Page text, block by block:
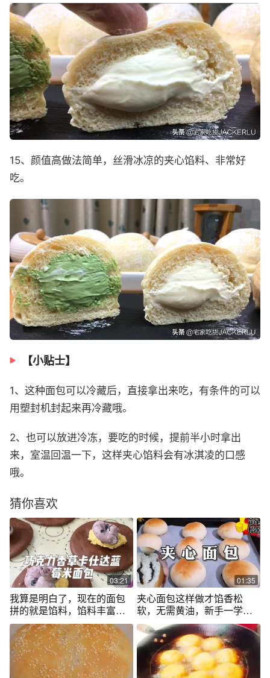
15、颜值高做法简单，丝滑冰凉的夹心馅料、非常好
吃。
【小贴士】
1、这种面包可以冷藏后，直接拿出来吃，有条件的可以
用塑封机封起来再冷藏哦。
2、也可以放进冷冻，要吃的时候，提前半小时拿出
来，室温回温一下，这样夹心馅料会有冰淇凌的口感
哦。
猜你喜欢
03:21
我算是明白了，现在的面包
拼的就是馅料，馅料丰富，
层层叠叠口感真的不一样…
快去试试这个香草卡仕达蓝
莓米面包…#米面包 #面包脑
袋 #在家做面包 #面包店的日
常 #美食vlog
01:35
夹心面包这样做才馅香松
软，无需黄油，新手一学就
会的面包